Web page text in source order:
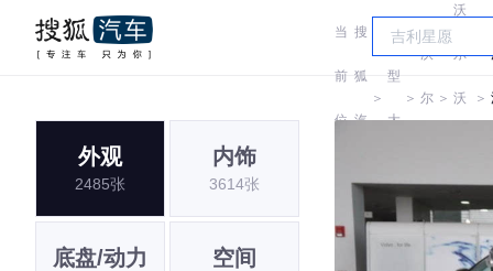
当
前
位
搜
狐
汽
＞
车
型
大
＞
沃
尔 ＞
沃
尔
沃
口)
＞
外观
2485张
内饰
3614张
底盘/动力 空间